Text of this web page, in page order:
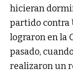
hicieran
partido contra
lograron en la
pasado,
realizaron un